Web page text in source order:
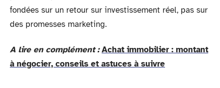
fondées sur un retour sur investissement réel, pas sur
des promesses marketing.
A lire en complément : Achat immobilier : montant
à négocier, conseils et astuces à suivre